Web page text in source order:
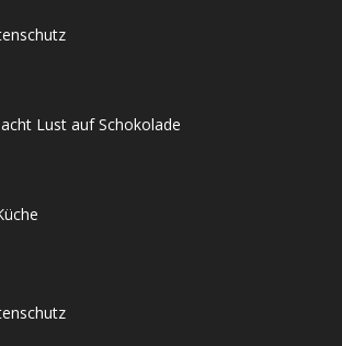
Lust auf Schokolade